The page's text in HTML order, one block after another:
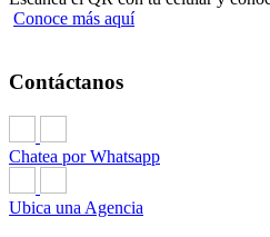
Conoce más aquí
Contáctanos
Chatea por Whatsapp
Ubica una Agencia